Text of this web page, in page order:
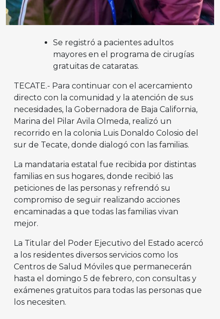
Se registró a pacientes adultos
mayores en el programa de cirugías
gratuitas de cataratas.
TECATE.- Para continuar con el acercamiento
directo con la comunidad y la atención de sus
necesidades, la Gobernadora de Baja California,
Marina del Pilar Avila Olmeda, realizó un
recorrido en la colonia Luis Donaldo Colosio del
sur de Tecate, donde dialogó con las familias.
La mandataria estatal fue recibida por distintas
familias en sus hogares, donde recibió las
peticiones de las personas y refrendó su
compromiso de seguir realizando acciones
encaminadas a que todas las familias vivan
mejor.
La Titular del Poder Ejecutivo del Estado acercó
a los residentes diversos servicios como los
Centros de Salud Móviles que permanecerán
hasta el domingo 5 de febrero, con consultas y
exámenes gratuitos para todas las personas que
los necesiten.